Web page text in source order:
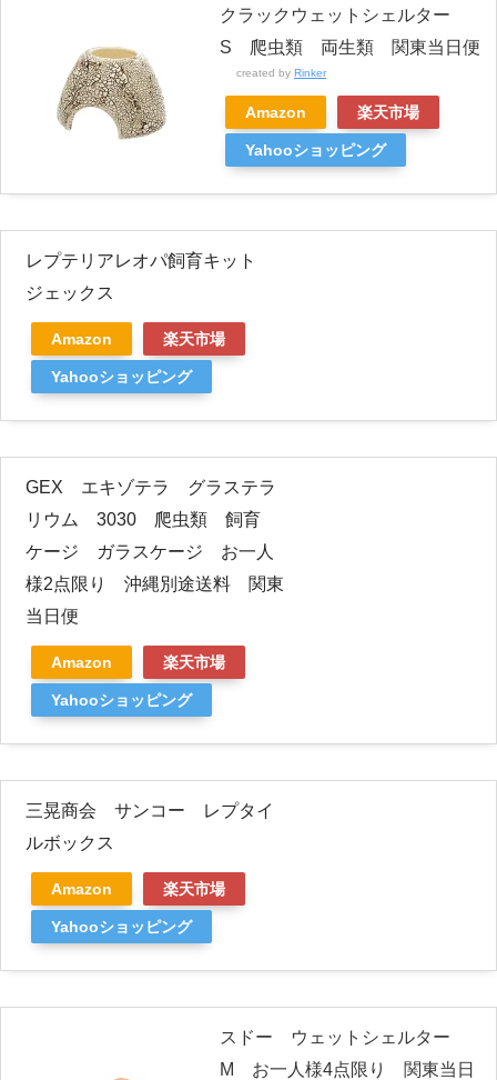
クラックウェットシェルター
S 爬虫類 両生類 関東当日便
created by Rinker
Amazon 楽天市場
Yahooショッピング
レプテリアレオパ飼育キット
ジェックス
Amazon 楽天市場
Yahooショッピング
GEX エキゾテラ グラステラ
リウム 3030 爬虫類 飼育
ケージ ガラスケージ お一人
様2点限り 沖縄別途送料 関東
当日便
Amazon 楽天市場
Yahooショッピング
三晃商会 サンコー レプタイ
ルボックス
Amazon 楽天市場
Yahooショッピング
スドー ウェットシェルター
M お一人様4点限り 関東当日